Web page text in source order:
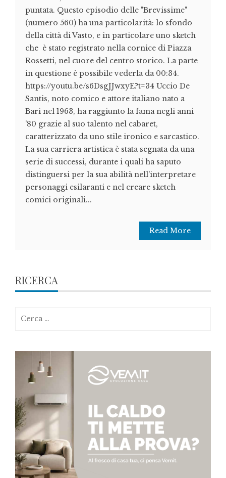
puntata. Questo episodio delle "Brevissime"
(numero 560) ha una particolarità: lo sfondo
della città di Vasto, e in particolare uno sketch
che è stato registrato nella cornice di Piazza
Rossetti, nel cuore del centro storico. La parte
in questione è possibile vederla da 00:34.
https://youtu.be/s6DsgJJwxyE?t=34 Uccio De
Santis, noto comico e attore italiano nato a
Bari nel 1963, ha raggiunto la fama negli anni
'80 grazie al suo talento nel cabaret,
caratterizzato da uno stile ironico e sarcastico.
La sua carriera artistica è stata segnata da una
serie di successi, durante i quali ha saputo
distinguersi per la sua abilità nell'interpretare
personaggi esilaranti e nel creare sketch
comici originali...
Read More
RICERCA